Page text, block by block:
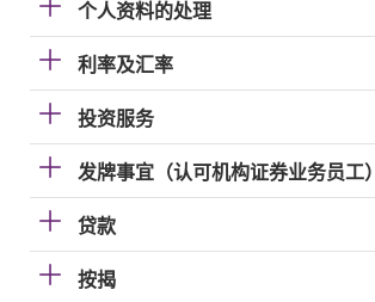
个人资料的处理
利率及汇率
投资服务
发牌事宜（认可机构证券业务员工）
贷款
按揭